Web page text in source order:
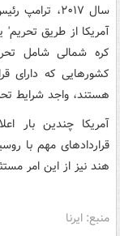
سال ۲۰۱۷،
آمریکا از طریق
کشورهایی که دارای
هستند، واجد شرایط
آمریکا چندین بار
قراردادهای مهم با
هند نیز از این امر
منبع: ایرنا